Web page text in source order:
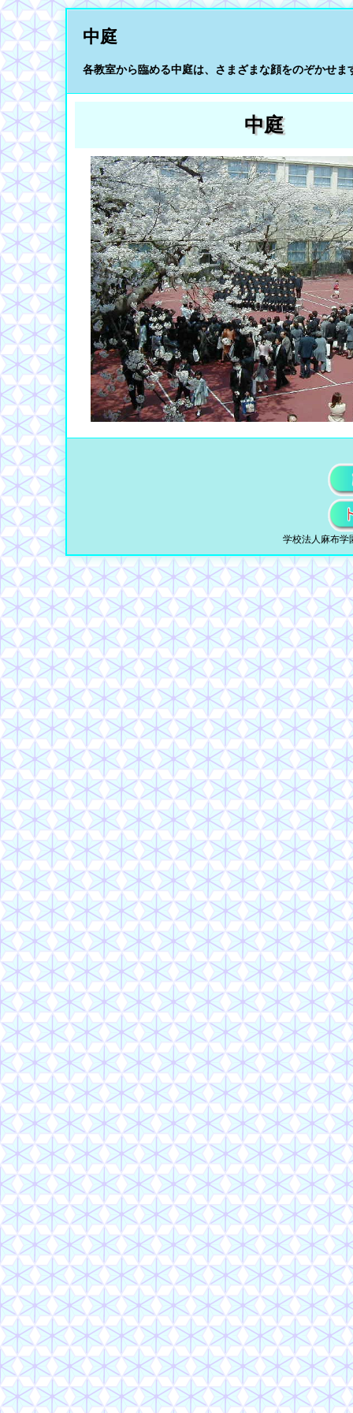
中庭
各教室から臨める中庭は、さまざまな顔をのぞかせま
中庭
学校法人麻布学